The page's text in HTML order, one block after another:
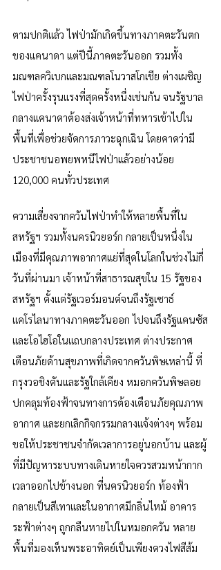
ตามปกติแล้ว ไฟป่ามักเกิดขึ้นทางภาคตะวันตก
ของแคนาดา แต่ปีนี้ภาคตะวันออก รวมทั้ง
มณฑลควิเบกและมณฑลโนวาสโกเชีย ต่างเผชิญ
ไฟป่าครั้งรุนแรงที่สุดครั้งหนึ่งเช่นกัน จนรัฐบาล
กลางแคนาดาต้องส่งเจ้าหน้าที่ทหารเข้าไปใน
พื้นที่เพื่อช่วยจัดการภาวะฉุกเฉิน โดยคาดว่ามี
ประชาชนอพยพหนีไฟป่าแล้วอย่างน้อย
120,000 คนทั่วประเทศ
ความเสี่ยงจากควันไฟป่าทำให้หลายพื้นที่ใน
สหรัฐฯ รวมทั้งนครนิวยอร์ก กลายเป็นหนึ่งใน
เมืองที่มีคุณภาพอากาศแย่ที่สุดในโลกในช่วงไม่กี่
วันที่ผ่านมา เจ้าหน้าที่สาธารณสุขใน 15 รัฐของ
สหรัฐฯ ตั้งแต่รัฐเวอร์มอนต์จนถึงรัฐเซาธ์
แคโรไลนาทางภาคตะวันออก ไปจนถึงรัฐแคนซัส
และโอไฮโอในแถบกลางประเทศ ต่างประกาศ
เตือนภัยด้านสุขภาพที่เกิดจากควันพิษเหล่านี้ ที่
กรุงวอชิงตันและรัฐใกล้เคียง หมอกควันพิษลอย
ปกคลุมท้องฟ้าจนทางการต้องเตือนภัยคุณภาพ
อากาศ และยกเลิกกิจกรรมกลางแจ้งต่างๆ พร้อม
ขอให้ประชาชนจำกัดเวลาการอยู่นอกบ้าน และผู้
ที่มีปัญหาระบบทางเดินหายใจควรสวมหน้ากาก
เวลาออกไปข้างนอก ที่นครนิวยอร์ก ท้องฟ้า
กลายเป็นสีเทาและในอากาศมีกลิ่นไหม้ อาคาร
ระฟ้าต่างๆ ถูกกลืนหายไปในหมอกควัน หลาย
พื้นที่มองเห็นพระอาทิตย์เป็นเพียงดวงไฟสีส้ม